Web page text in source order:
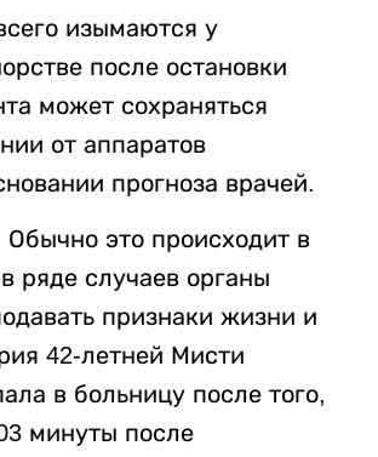
изымаются у
после остановки
может сохраняться
от аппаратов
прогноза врачей.
это происходит в
ряде случаев органы
признаки жизни и
42-летней Мисти
в больницу после того,
минуты после